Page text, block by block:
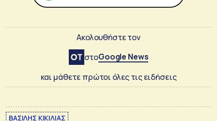
Ακολουθήστε τον
στοGoogle News
και μάθετε πρώτοι όλες τις ειδήσεις
ΒΑΣΙΛΗΣ ΚΙΚΙΛΙΑΣ